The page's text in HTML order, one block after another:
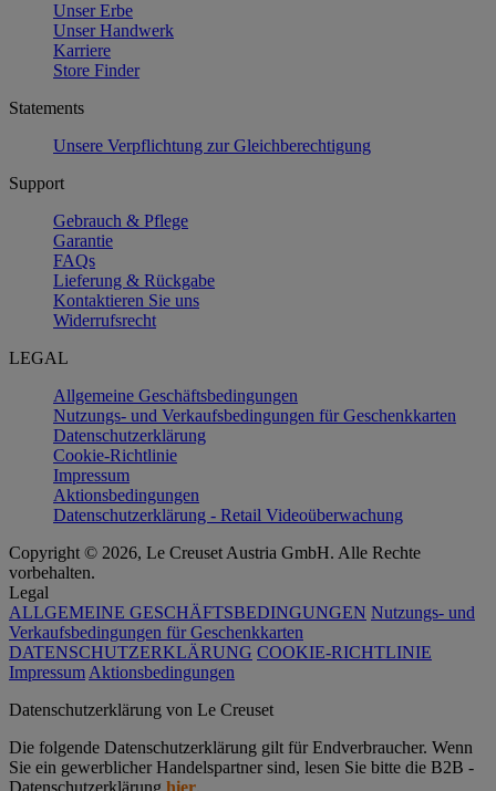
Unser Erbe
Unser Handwerk
Karriere
Store Finder
Statements
Unsere Verpflichtung zur Gleichberechtigung
Support
Gebrauch & Pflege
Garantie
FAQs
Lieferung & Rückgabe
Kontaktieren Sie uns
Widerrufsrecht
LEGAL
Allgemeine Geschäftsbedingungen
Nutzungs- und Verkaufsbedingungen für Geschenkkarten
Datenschutzerklärung
Cookie-Richtlinie
Impressum
Aktionsbedingungen
Datenschutzerklärung - Retail Videoüberwachung
Copyright © 2026, Le Creuset Austria GmbH. Alle Rechte
vorbehalten.
Legal
ALLGEMEINE GESCHÄFTSBEDINGUNGEN Nutzungs- und
Verkaufsbedingungen für Geschenkkarten
DATENSCHUTZERKLÄRUNG COOKIE-RICHTLINIE
Impressum Aktionsbedingungen
Datenschutz­erklärung von Le Creuset
Die folgende Datenschutzerklärung gilt für Endverbraucher. Wenn
Sie ein gewerblicher Handelspartner sind, lesen Sie bitte die B2B -